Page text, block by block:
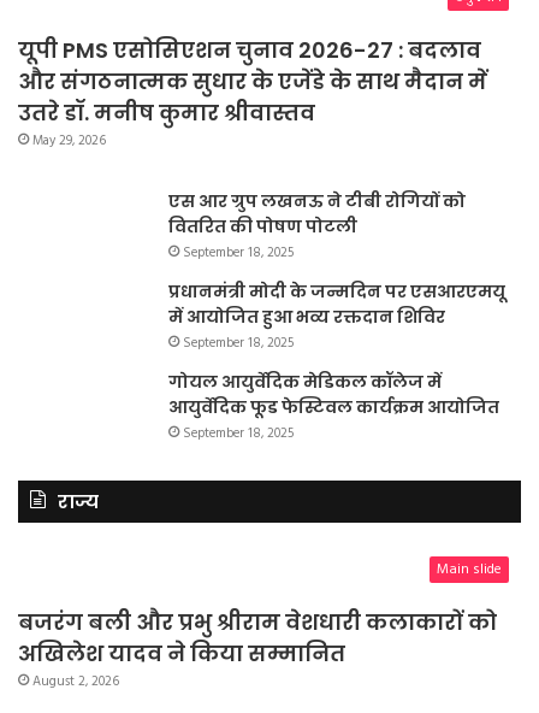
यूपी PMS एसोसिएशन चुनाव 2026-27 : बदलाव
और संगठनात्मक सुधार के एजेंडे के साथ मैदान में
उतरे डॉ. मनीष कुमार श्रीवास्तव
May 29, 2026
एस आर ग्रुप लखनऊ ने टीबी रोगियों को
वितरित की पोषण पोटली
September 18, 2025
प्रधानमंत्री मोदी के जन्मदिन पर एसआरएमयू
में आयोजित हुआ भव्य रक्तदान शिविर
September 18, 2025
गोयल आयुर्वेदिक मेडिकल कॉलेज में
आयुर्वेदिक फूड फेस्टिवल कार्यक्रम आयोजित
September 18, 2025
राज्य
Main slide
बजरंग बली और प्रभु श्रीराम वेशधारी कलाकारों को
अखिलेश यादव ने किया सम्मानित
August 2, 2026